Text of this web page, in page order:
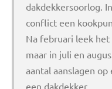
dakdekkersoorlog.
conflict een
Na februari leek het
maar in juli en
aantal aanslagen
een dakdekker.